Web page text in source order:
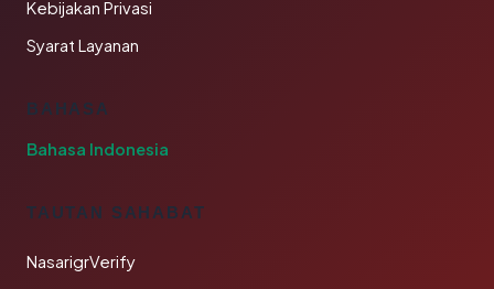
Kebijakan Privasi
Syarat Layanan
BAHASA
Bahasa Indonesia
TAUTAN SAHABAT
NasarigrVerify